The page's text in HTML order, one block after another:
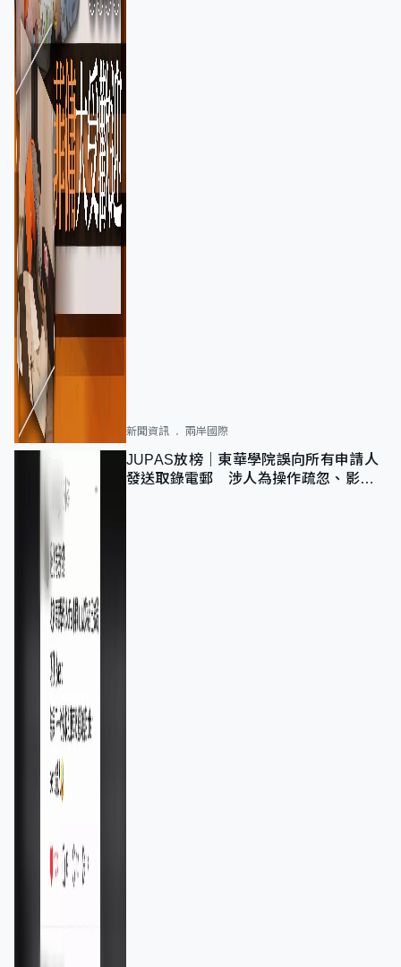
新聞資訊 兩岸國際
JUPAS放榜｜東華學院誤向所有申請人
發送取錄電郵 涉人為操作疏忽、影響